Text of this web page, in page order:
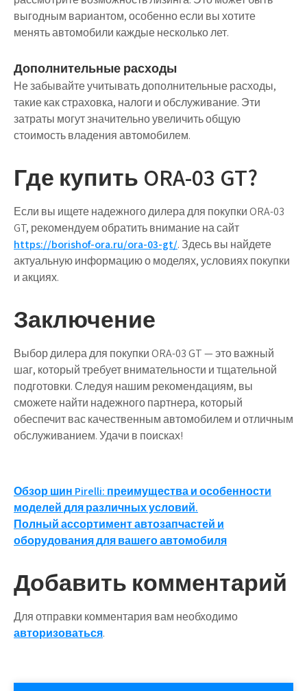
выгодным вариантом, особенно если вы хотите
менять автомобили каждые несколько лет.
Дополнительные расходы
Не забывайте учитывать дополнительные расходы,
такие как страховка, налоги и обслуживание. Эти
затраты могут значительно увеличить общую
стоимость владения автомобилем.
Где купить ORA-03 GT?
Если вы ищете надежного дилера для покупки ORA-03
GT, рекомендуем обратить внимание на сайт
https://borishof-ora.ru/ora-03-gt/. Здесь вы найдете
актуальную информацию о моделях, условиях покупки
и акциях.
Заключение
Выбор дилера для покупки ORA-03 GT — это важный
шаг, который требует внимательности и тщательной
подготовки. Следуя нашим рекомендациям, вы
сможете найти надежного партнера, который
обеспечит вас качественным автомобилем и отличным
обслуживанием. Удачи в поисках!
Навигация
по
записям
Обзор шин Pirelli: преимущества и особенности
моделей для различных условий.
Полный ассортимент автозапчастей и
оборудования для вашего автомобиля
Добавить комментарий
Для отправки комментария вам необходимо
авторизоваться.